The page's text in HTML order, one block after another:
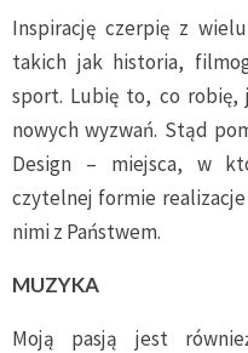
Inspirację czerpię z
takich jak historia,
sport. Lubię to, co robię,
nowych wyzwań. Stąd
Design – miejsca, w
czytelnej formie
nimi z Państwem.
MUZYKA
Moją pasją jest